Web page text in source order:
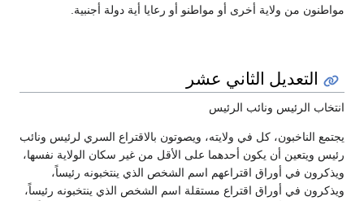
مواطنون من ولاية أخرى أو مواطنو أو رعايا أية دولة أجنبية.
التعديل الثاني عشر
انتخاب الرئيس ونائب الرئيس
يجتمع الناخبون، كل في ولايته، ويصوتون بالاقتراع السري لرئيس ونائب
رئيس ويتعين أن يكون أحدهما على الأقل من غير سكان الولاية نفسها،
ويذكرون في أوراق اقتراعهم اسم الشخص الذي ينتخبونه رئيساً،
ويذكرون في أوراق اقتراع مستقلة اسم الشخص الذي ينتخبونه رئيساً،